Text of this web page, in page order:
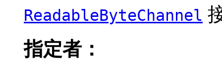
ReadableByteChannel
指定者：